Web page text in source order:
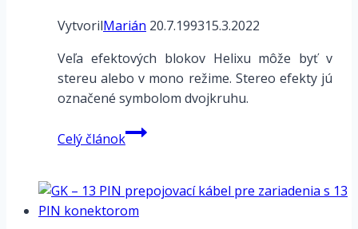
VytvorilMarián 20.7.199315.3.2022
Veľa efektových blokov Helixu môže byť v
stereu alebo v mono režime. Stereo efekty jú
označené symbolom dvojkruhu.
Celý článokLine6
HELIX
EFEKTY